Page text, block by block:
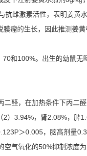
雌激素活性，表明姜黄
瘤的生长，因此推测姜
和100%。出生的幼鼠
醛，在加热条件下丙二
）3.94%，肾2.08%，脾
＞0.005，脑高剂量
气氧化的50%抑制浓度